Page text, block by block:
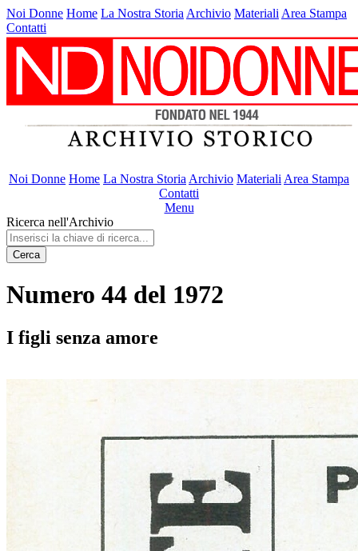
Noi Donne Home La Nostra Storia Archivio Materiali Area Stampa
Contatti
Noi Donne Home La Nostra Storia Archivio Materiali Area Stampa
Contatti
Menu
Ricerca nell'Archivio
Cerca
Numero 44 del 1972
I figli senza amore